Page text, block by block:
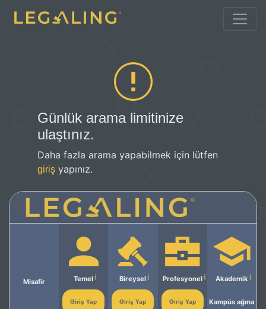
Günlük arama limitinize
ulaştınız.
Daha fazla arama yapabilmek için lütfen
giriş yapınız.
Misafir Temel
Giriş Yap
Bireysel
Giriş Yap
Profesyonel
Giriş Yap
Akademik
Kampüs ağına